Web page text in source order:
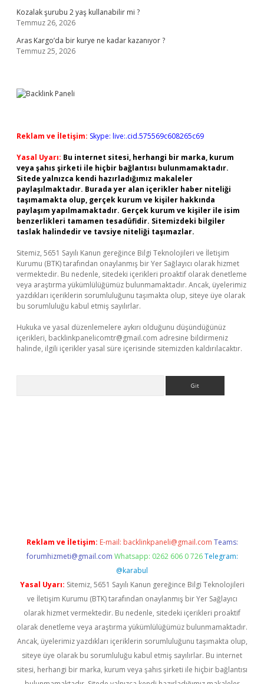
Kozalak şurubu 2 yaş kullanabilir mi ?
Temmuz 26, 2026
Aras Kargo’da bir kurye ne kadar kazanıyor ?
Temmuz 25, 2026
Reklam ve İletişim: Skype: live:.cid.575569c608265c69
Yasal Uyarı: Bu internet sitesi, herhangi bir marka, kurum
veya şahıs şirketi ile hiçbir bağlantısı bulunmamaktadır.
Sitede yalnızca kendi hazırladığımız makaleler
paylaşılmaktadır. Burada yer alan içerikler haber niteliği
taşımamakta olup, gerçek kurum ve kişiler hakkında
paylaşım yapılmamaktadır. Gerçek kurum ve kişiler ile isim
benzerlikleri tamamen tesadüfidir. Sitemizdeki bilgiler
taslak halindedir ve tavsiye niteliği taşımazlar.
Sitemiz, 5651 Sayılı Kanun gereğince Bilgi Teknolojileri ve İletişim
Kurumu (BTK) tarafından onaylanmış bir Yer Sağlayıcı olarak hizmet
vermektedir. Bu nedenle, sitedeki içerikleri proaktif olarak denetleme
veya araştırma yükümlülüğümüz bulunmamaktadır. Ancak, üyelerimiz
yazdıkları içeriklerin sorumluluğunu taşımakta olup, siteye üye olarak
bu sorumluluğu kabul etmiş sayılırlar.
Hukuka ve yasal düzenlemelere aykırı olduğunu düşündüğünüz
içerikleri, backlinkpanelicomtr@gmail.com adresine bildirmeniz
halinde, ilgili içerikler yasal süre içerisinde sitemizden kaldırılacaktır.
Reklam ve İletişim: E-mail: backlinkpaneli@gmail.com Teams:
forumhizmeti@gmail.com Whatsapp: 0262 606 0 726 Telegram:
@karabul
Yasal Uyarı: Sitemiz, 5651 Sayılı Kanun gereğince Bilgi Teknolojileri
ve İletişim Kurumu (BTK) tarafından onaylanmış bir Yer Sağlayıcı
olarak hizmet vermektedir. Bu nedenle, sitedeki içerikleri proaktif
olarak denetleme veya araştırma yükümlülüğümüz bulunmamaktadır.
Ancak, üyelerimiz yazdıkları içeriklerin sorumluluğunu taşımakta olup,
siteye üye olarak bu sorumluluğu kabul etmiş sayılırlar. Bu internet
sitesi, herhangi bir marka, kurum veya şahıs şirketi ile hiçbir bağlantısı